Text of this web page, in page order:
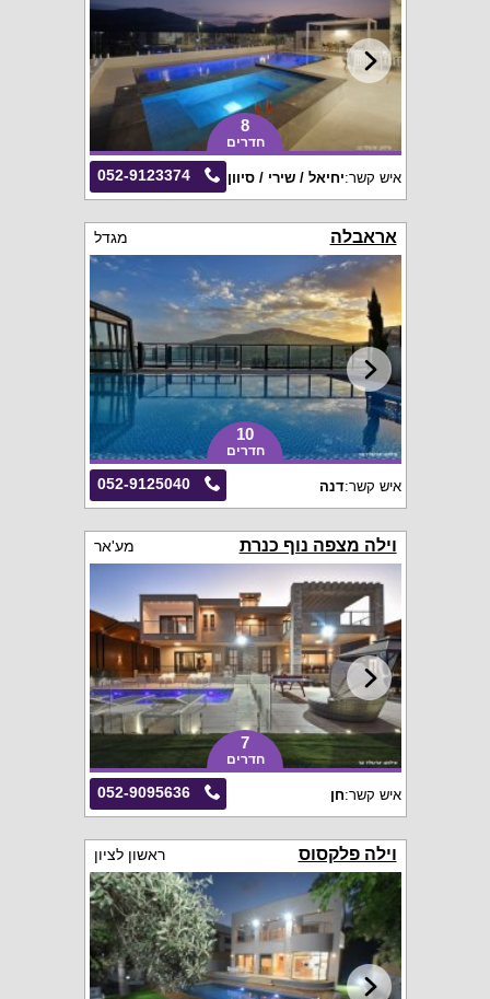
8
חדרים
052-9123374 איש קשר:יחיאל / שירי / סיוון
אראבלה מגדל
10
חדרים
052-9125040 איש קשר:דנה
וילה מצפה נוף כנרת מע'אר
7
חדרים
052-9095636 איש קשר:חן
וילה פלקסוס ראשון לציון